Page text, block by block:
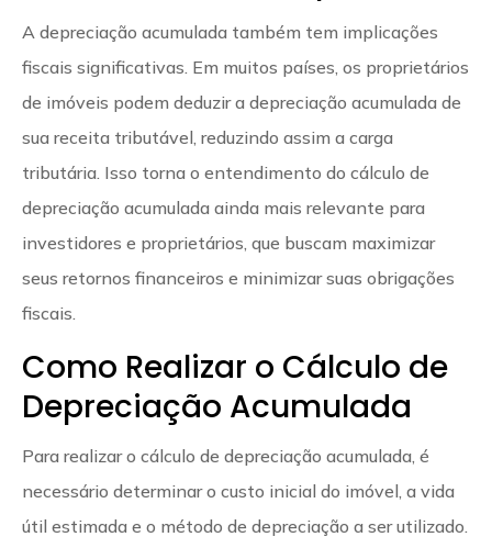
A depreciação acumulada também tem implicações
fiscais significativas. Em muitos países, os proprietários
de imóveis podem deduzir a depreciação acumulada de
sua receita tributável, reduzindo assim a carga
tributária. Isso torna o entendimento do cálculo de
depreciação acumulada ainda mais relevante para
investidores e proprietários, que buscam maximizar
seus retornos financeiros e minimizar suas obrigações
fiscais.
Como Realizar o Cálculo de
Depreciação Acumulada
Para realizar o cálculo de depreciação acumulada, é
necessário determinar o custo inicial do imóvel, a vida
útil estimada e o método de depreciação a ser utilizado.